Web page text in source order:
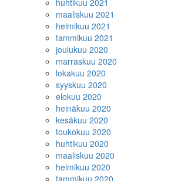
maaliskuu 2021
helmikuu 2021
tammikuu 2021
joulukuu 2020
marraskuu 2020
lokakuu 2020
syyskuu 2020
elokuu 2020
heinäkuu 2020
kesäkuu 2020
toukokuu 2020
huhtikuu 2020
maaliskuu 2020
helmikuu 2020
tammikuu 2020